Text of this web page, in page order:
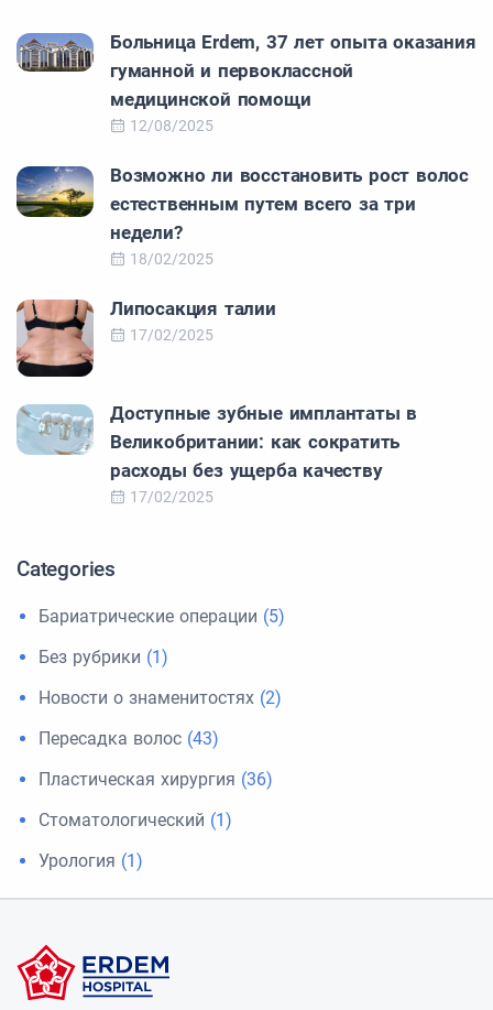
Больница Erdem, 37 лет опыта оказания
гуманной и первоклассной
медицинской помощи
12/08/2025
Возможно ли восстановить рост волос
естественным путем всего за три
недели?
18/02/2025
Липосакция талии
17/02/2025
Доступные зубные имплантаты в
Великобритании: как сократить
расходы без ущерба качеству
17/02/2025
Categories
Бариатрические операции (5)
Без рубрики (1)
Новости о знаменитостях (2)
Пересадка волос (43)
Пластическая хирургия (36)
Стоматологический (1)
Урология (1)